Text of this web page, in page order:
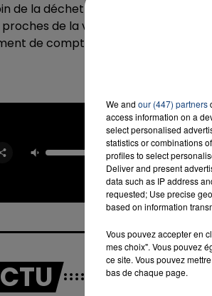
de la déchetterie et aurait tiré au
de la victime avant d'être
de compte. L'enquête se poursuit.
Selfish
DJ
SELENA
We and our (447) partners
access information on a
select personalised
statistics or combinations
profiles to select
Deliver and present
data such as IP address
requested; Use precise
based on information
Vous pouvez accepter en
mes choix". Vous pouvez
ce site. Vous pouvez
bas de chaque page.